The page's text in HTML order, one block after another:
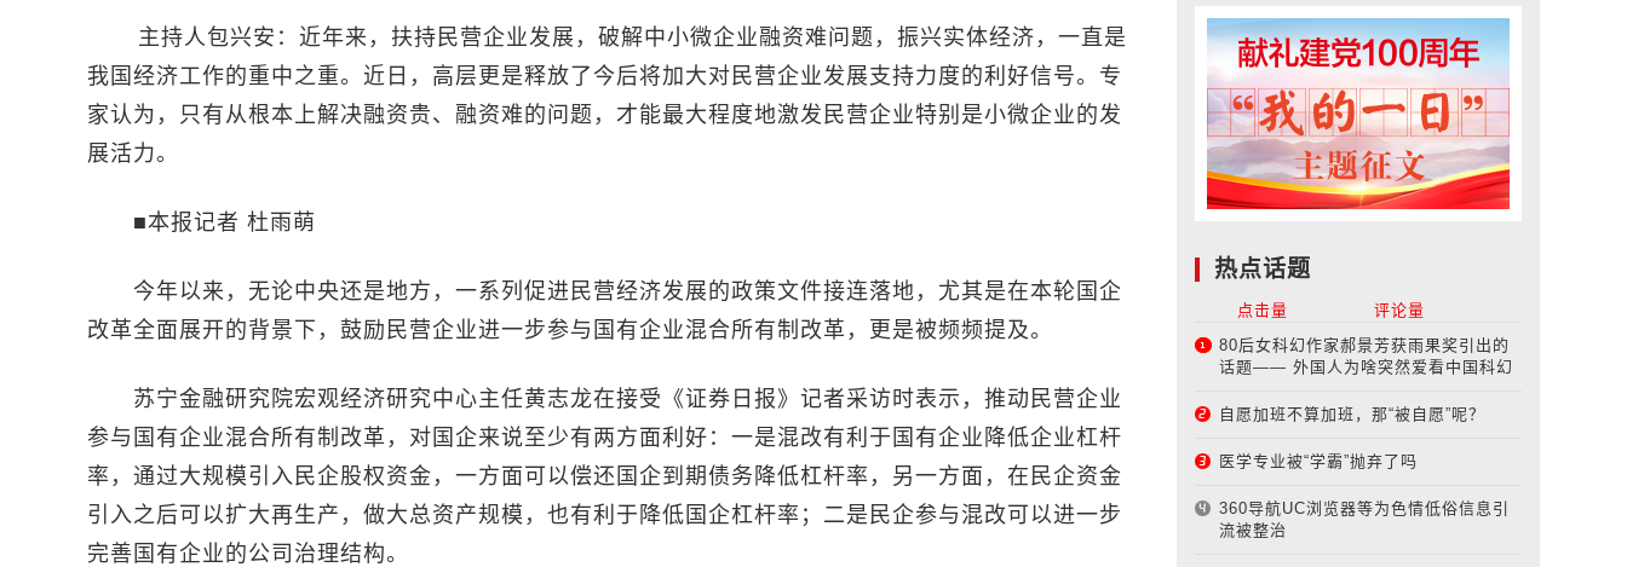
主持人包兴安：近年来，扶持民营企业发展，破解中小微企业融资难问题，振兴实体经济，一直是
我国经济工作的重中之重。近日，高层更是释放了今后将加大对民营企业发展支持力度的利好信号。专
家认为，只有从根本上解决融资贵、融资难的问题，才能最大程度地激发民营企业特别是小微企业的发
展活力。
■本报记者 杜雨萌
今年以来，无论中央还是地方，一系列促进民营经济发展的政策文件接连落地，尤其是在本轮国企
改革全面展开的背景下，鼓励民营企业进一步参与国有企业混合所有制改革，更是被频频提及。
苏宁金融研究院宏观经济研究中心主任黄志龙在接受《证券日报》记者采访时表示，推动民营企业
参与国有企业混合所有制改革，对国企来说至少有两方面利好：一是混改有利于国有企业降低企业杠杆
率，通过大规模引入民企股权资金，一方面可以偿还国企到期债务降低杠杆率，另一方面，在民企资金
引入之后可以扩大再生产，做大总资产规模，也有利于降低国企杠杆率；二是民企参与混改可以进一步
完善国有企业的公司治理结构。
热点话题
点击量
评论量
80后女科幻作家郝景芳获雨果奖引出的
话题—— 外国人为啥突然爱看中国科幻
自愿加班不算加班，那“被自愿”呢？
医学专业被“学霸”抛弃了吗
360导航UC浏览器等为色情低俗信息引
流被整治